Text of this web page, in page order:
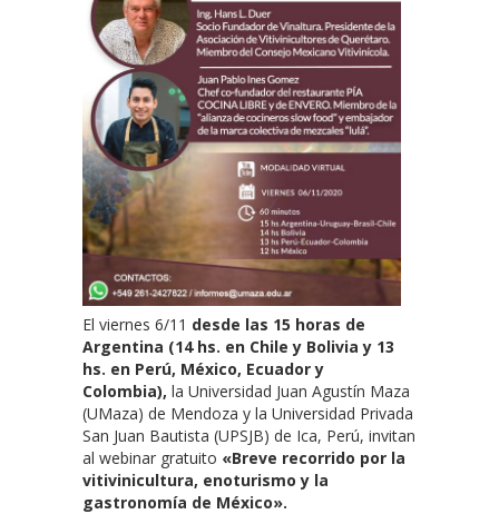
El viernes 6/11 desde las 15 horas de
Argentina (14 hs. en Chile y Bolivia y 13
hs. en Perú, México, Ecuador y
Colombia), la Universidad Juan Agustín Maza
(UMaza) de Mendoza y la Universidad Privada
San Juan Bautista (UPSJB) de Ica, Perú, invitan
al webinar gratuito «Breve recorrido por la
vitivinicultura, enoturismo y la
gastronomía de México».